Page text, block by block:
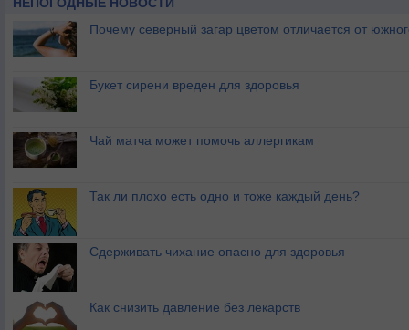
НЕПОГОДНЫЕ НОВОСТИ
Почему северный загар цветом отличается от
Букет сирени вреден для здоровья
Чай матча может помочь аллергикам
Так ли плохо есть одно и тоже каждый день?
Сдерживать чихание опасно для здоровья
Как снизить давление без лекарств